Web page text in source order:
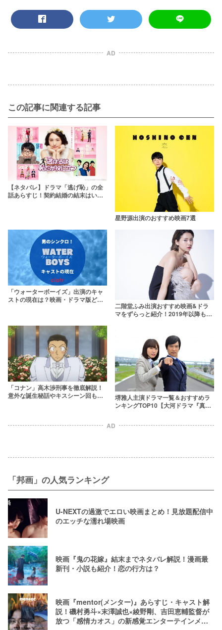
AD
この記事に関連する記事
【ネタバレ】ドラマ「逃げ恥」の全
話あらすじ！契約結婚の結末はいか
星野源出演のおすすめ映画7選
「ウォーターボーイズ」出演のキャ
ストの現在は？映画・ドラマ版どち
二階堂ふみ出演おすすめ映画&ドラ
マをずらっと紹介！2019年以降も躍
「コナン」高木渉刑事を徹底解説！
意外な誕生秘話やキスシーン回も紹
堺雅人主演ドラマ一覧＆おすすめラ
ンキングTOP10【大河ドラマ『真田
AD
「邦画」の人気ランキング
U-NEXTの過激でエロい映画まとめ！見放題配信中
のエッチな濡れ場映画
映画『鬼の花嫁』結末までネタバレ解説！漫画最
新刊・小説も紹介！恋の行方は？
映画『mentor(メンター)』あらすじ・キャスト解
説！磯村勇斗×末澤誠也×綾野剛、吉田恵輔監督が
放つ「感情カオス」の新感覚エンターテインメン